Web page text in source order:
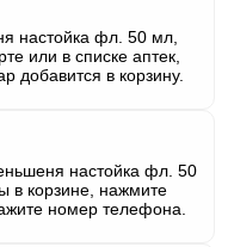
настойка фл. 50 мл,
или в списке аптек,
добавится в корзину.
настойка фл. 50
в корзине, нажмите
номер телефона.